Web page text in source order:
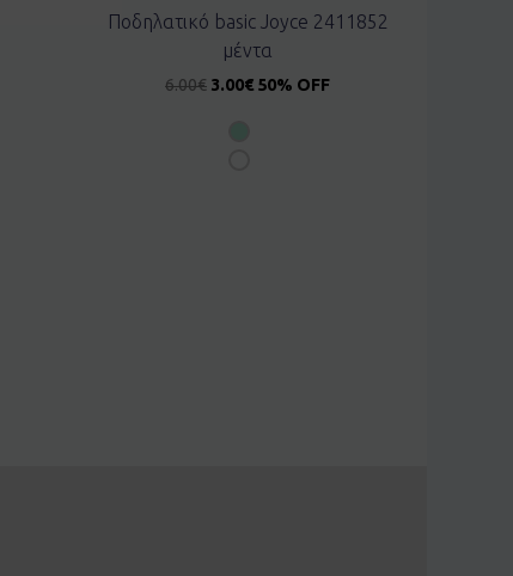
Ποδηλατικό basic Joyce 2411852
μέντα
6.00€ 3.00€ 50% OFF